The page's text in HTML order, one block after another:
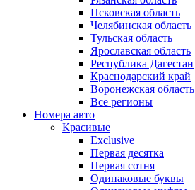
Псковская область
Челябинская область
Тульская область
Ярославская область
Республика Дагестан
Краснодарский край
Воронежская область
Все регионы
Номера авто
Красивые
Exclusive
Первая десятка
Первая сотня
Одинаковые буквы